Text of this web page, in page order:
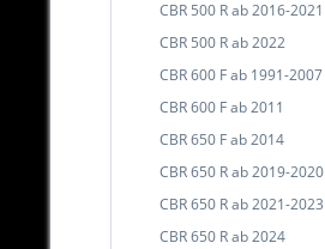
CBR 500 R ab 2016-2021
CBR 500 R ab 2022
CBR 600 F ab 1991-2007
CBR 600 F ab 2011
CBR 650 F ab 2014
CBR 650 R ab 2019-2020
CBR 650 R ab 2021-2023
CBR 650 R ab 2024